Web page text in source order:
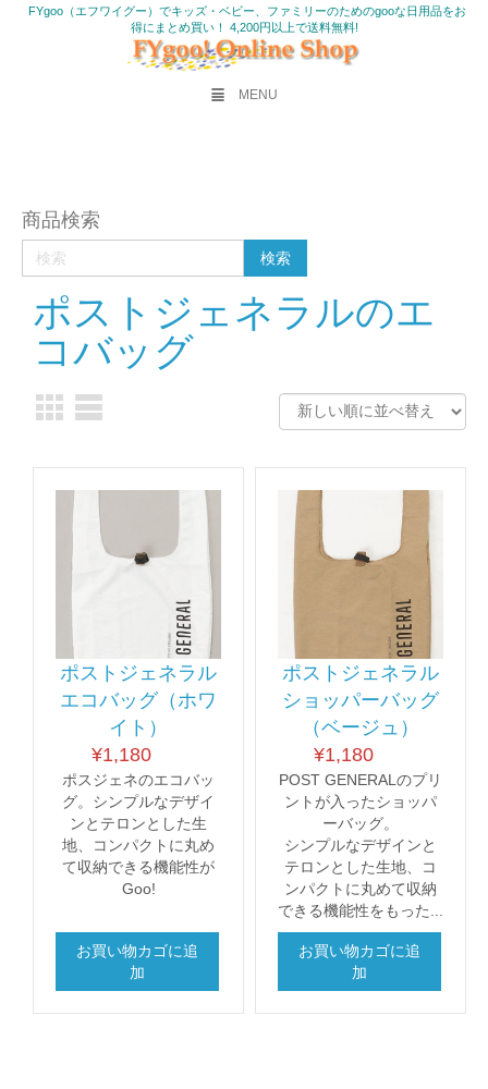
FYgoo（エフワイグー）でキッズ・ベビー、ファミリーのためのgooな日用品をお
得にまとめ買い！ 4,200円以上で送料無料!
MENU
商品検索
ポストジェネラルのエ
コバッグ
ポストジェネラル
エコバッグ（ホワ
イト）
¥1,180
ポスジェネのエコバッ
グ。シンプルなデザイ
ンとテロンとした生
地、コンパクトに丸め
て収納できる機能性が
Goo!
お買い物カゴに追
加
ポストジェネラル
ショッパーバッグ
（ベージュ）
¥1,180
POST GENERALのプリ
ントが入ったショッパ
ーバッグ。
シンプルなデザインと
テロンとした生地、コ
ンパクトに丸めて収納
できる機能性をもった...
お買い物カゴに追
加